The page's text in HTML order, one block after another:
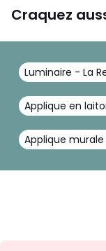
Craquez
Luminaire - La
Applique en
Applique